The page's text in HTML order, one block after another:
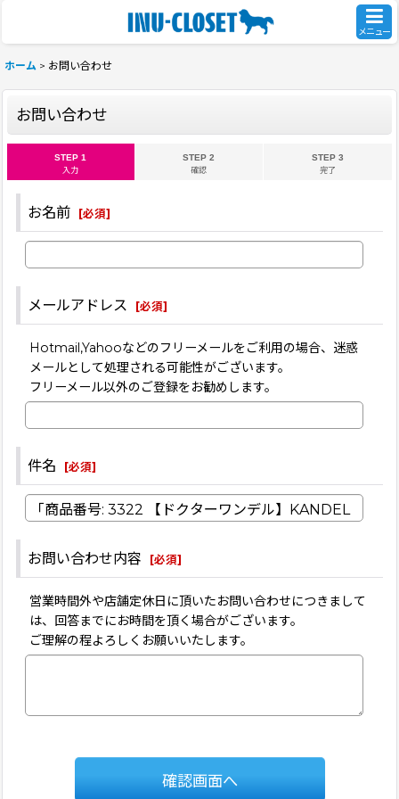
メニュー
ホーム > お問い合わせ
お問い合わせ
STEP 1
入力
STEP 2
確認
STEP 3
完了
お名前 [必須]
メールアドレス [必須]
Hotmail,Yahooなどのフリーメールをご利用の場合、迷惑
メールとして処理される可能性がございます。
フリーメール以外のご登録をお勧めします。
件名 [必須]
お問い合わせ内容 [必須]
営業時間外や店舗定休日に頂いたお問い合わせにつきまして
は、回答までにお時間を頂く場合がございます。
ご理解の程よろしくお願いいたします。
確認画面へ